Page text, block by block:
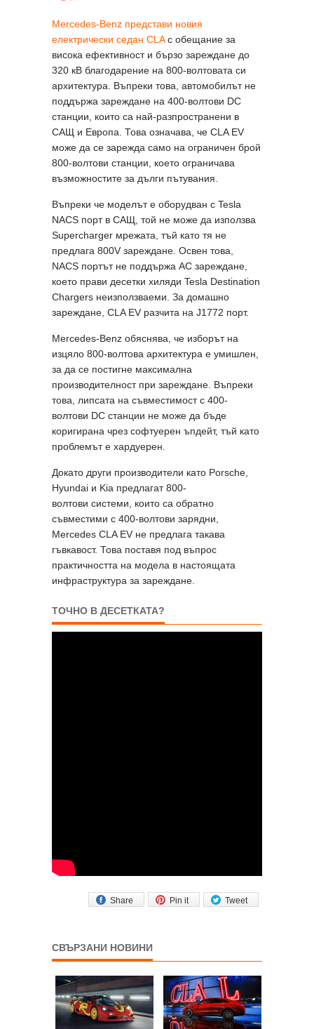
Mercedes-Benz представи новия
електрически седан CLAс обещание за
висока ефективност и бързо зареждане до
320 кВ благодарение на 800-волтовата си
архитектура. Въпреки това, автомобилът не
поддържа зареждане на 400-волтови DC
станции, които са най-разпространени в
САЩ и Европа. Това означава, че CLA EV
може да се зарежда само на ограничен брой
800-волтови станции, което ограничава
възможностите за дълги пътувания.
Въпреки че моделът е оборудван с Tesla
NACS порт в САЩ, той не може да използва
Supercharger мрежата, тъй като тя не
предлага 800V зареждане. Освен това,
NACS портът не поддържа AC зареждане,
което прави десетки хиляди Tesla Destination
Chargers неизползваеми. За домашно
зареждане, CLA EV разчита на J1772 порт.
Mercedes-Benz обяснява, че изборът на
изцяло 800-волтова архитектура е умишлен,
за да се постигне максимална
производителност при зареждане. Въпреки
това, липсата на съвместимост с 400-
волтови DC станции не може да бъде
коригирана чрез софтуерен ъпдейт, тъй като
проблемът е хардуерен.
Докато други производители като Porsche,
Hyundai и Kia предлагат 800-
волтови системи, които са обратно
съвместими с 400-волтови зарядни,
Mercedes CLA EV не предлага такава
гъвкавост. Това поставя под въпрос
практичността на модела в настоящата
инфраструктура за зареждане.
ТОЧНО В ДЕСЕТКАТА?
Tweet
Pin it
Share
СВЪРЗАНИ НОВИНИ